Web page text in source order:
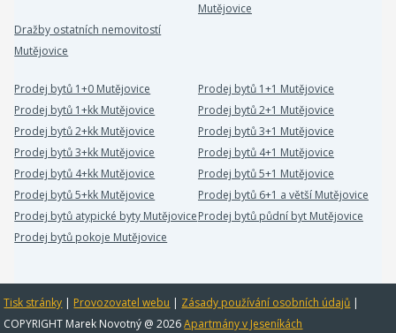
Mutějovice
Dražby ostatních nemovitostí
Mutějovice
Prodej bytů 1+0 Mutějovice
Prodej bytů 1+1 Mutějovice
Prodej bytů 1+kk Mutějovice
Prodej bytů 2+1 Mutějovice
Prodej bytů 2+kk Mutějovice
Prodej bytů 3+1 Mutějovice
Prodej bytů 3+kk Mutějovice
Prodej bytů 4+1 Mutějovice
Prodej bytů 4+kk Mutějovice
Prodej bytů 5+1 Mutějovice
Prodej bytů 5+kk Mutějovice
Prodej bytů 6+1 a větší Mutějovice
Prodej bytů atypické byty MutějoviceProdej bytů půdní byt Mutějovice
Prodej bytů pokoje Mutějovice
Tisk stránky | Provozovatel webu | Zásady používání osobních údajů |
COPYRIGHT Marek Novotný @ 2026Apartmány v Jeseníkách